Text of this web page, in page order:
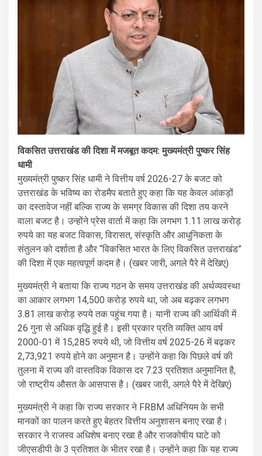
विकसित उत्तराखंड की दिशा में मजबूत कदम: मुख्यमंत्री पुष्कर सिंह
धामी
मुख्यमंत्री पुष्कर सिंह धामी ने वित्तीय वर्ष 2026-27 के बजट को
उत्तराखंड के भविष्य का रोडमैप बताते हुए कहा कि यह केवल आंकड़ों
का दस्तावेज नहीं बल्कि राज्य के समग्र विकास की दिशा तय करने
वाला बजट है। उन्होंने प्रेस वार्ता में कहा कि लगभग 1.11 लाख करोड़
रुपये का यह बजट विकास, विरासत, संस्कृति और आधुनिकता के
संतुलन को दर्शाता है और “विकसित भारत के लिए विकसित उत्तराखंड”
की दिशा में एक महत्वपूर्ण कदम है। (खबर जारी, अगले पैरे में देखिए)
मुख्यमंत्री ने बताया कि राज्य गठन के समय उत्तराखंड की अर्थव्यवस्था
का आकार लगभग 14,500 करोड़ रुपये था, जो अब बढ़कर लगभग
3.81 लाख करोड़ रुपये तक पहुंच गया है। यानी राज्य की आर्थिकी में
26 गुना से अधिक वृद्धि हुई है। इसी प्रकार प्रति व्यक्ति आय वर्ष
2000-01 में 15,285 रुपये थी, जो वित्तीय वर्ष 2025-26 में बढ़कर
2,73,921 रुपये होने का अनुमान है। उन्होंने कहा कि पिछले वर्ष की
तुलना में राज्य की वास्तविक विकास दर 7.23 प्रतिशत अनुमानित है,
जो राष्ट्रीय औसत के आसपास है। (खबर जारी, अगले पैरे में देखिए)
मुख्यमंत्री ने कहा कि राज्य सरकार ने FRBM अधिनियम के सभी
मानकों का पालन करते हुए बेहतर वित्तीय अनुशासन बनाए रखा है।
सरकार ने राजस्व अधिशेष बनाए रखा है और राजकोषीय घाटे को
जीएसडीपी के 3 प्रतिशत के भीतर रखा है। उन्होंने कहा कि यह राज्य